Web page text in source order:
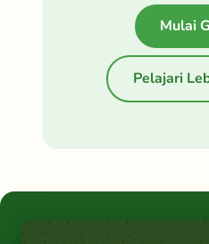
Mulai
Pelajari